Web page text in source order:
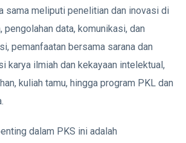
sama meliputi penelitian dan inovasi di
data, komunikasi, dan
pemanfaatan bersama sarana dan
karya ilmiah dan kekayaan intelektual,
kuliah tamu, hingga program PKL dan
dalam PKS ini adalah